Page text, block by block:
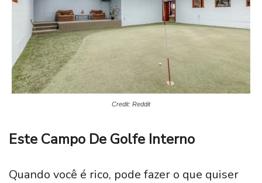
Credit: Reddit
Este Campo De Golfe Interno
Quando você é rico, pode fazer o que quiser